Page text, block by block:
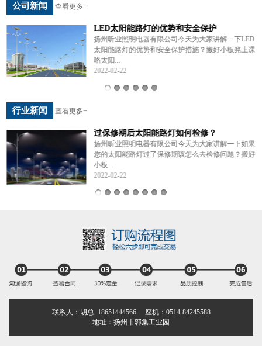
公司新闻 查看更多+
LED太阳能路灯的优势和安全保护
扬州昕业照明电器有限公司今天为大家讲解一下LED
太阳能路灯的优势和安全保护措施？搬好小板凳上课
咯太阳...
2022-02-22
行业新闻 查看更多+
过保修期后太阳能路灯如何检修？
扬州昕业照明电器有限公司今天为大家讲解一下如果
您的太阳能路灯过了保修期该怎么去检修问题？搬好
小板...
2022-02-22
联系人：胡总 18651444566 座机：0514-84245588
地址：扬州市郭集工业园